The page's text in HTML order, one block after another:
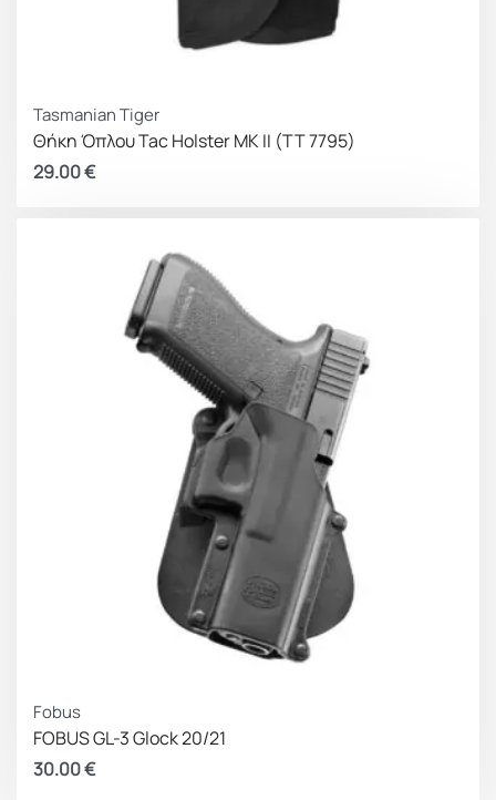
Tasmanian Tiger
Θήκη Όπλου Tac Holster MK II (TT 7795)
29.00€
Fobus
FOBUS GL-3 Glock 20/21
30.00€